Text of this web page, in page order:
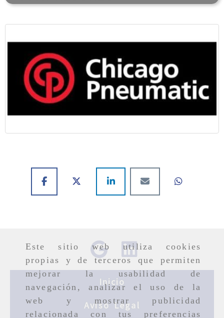
Este sitio web utiliza cookies
propias y de terceros que permiten
mejorar la usabilidad de
navegación, analizar el uso de la
web y mostrar publicidad
relacionada con tus preferencias
Inicio
Aviso Legal